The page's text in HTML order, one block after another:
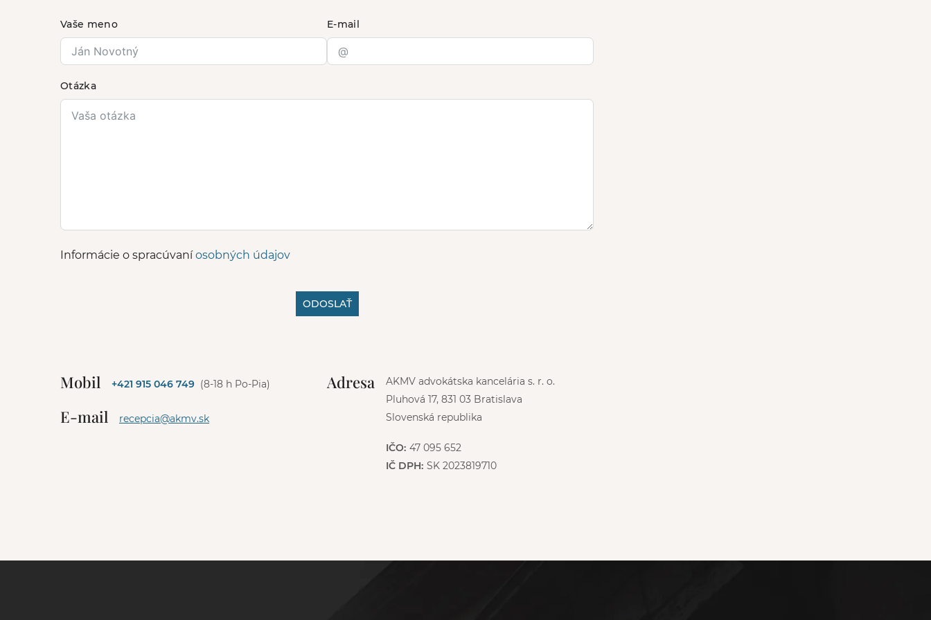
Vaše meno E-mail
Otázka
Informácie o spracúvaníosobných údajov
ODOSLAŤ
e
r
a
Mobil +421 915 046 749 (8-18 h Po-Pia)
E-mail recepcia@akmv.sk
Adresa
AKMV advokátska kancelária s. r. o.
Pluhová 17, 831 03 Bratislava
Slovenská republika
IČO: 47 095 652
IČ DPH: SK 2023819710